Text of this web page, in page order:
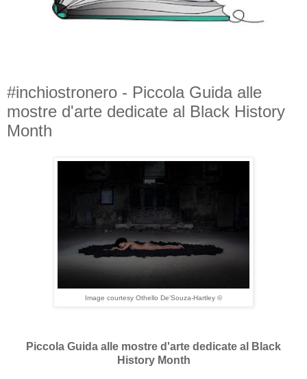
#inchiostronero - Piccola Guida alle
mostre d'arte dedicate al Black History
Month
Image courtesy Othello De'Souza-Hartley ©
Piccola Guida alle mostre d'arte dedicate al Black
History Month